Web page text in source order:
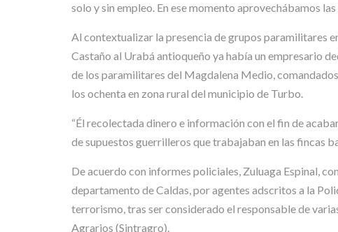
solo y sin empleo. En ese momento aprovechábamos
Al contextualizar la presencia de grupos paramilitares
Castaño al Urabá antioqueño ya había un empresario
de los paramilitares del Magdalena Medio,
los ochenta en zona rural del municipio de Turbo.
“Él recolectada dinero e información con el fin de
de supuestos guerrilleros que trabajaban en las fincas
De acuerdo con informes policiales, Zuluaga Espinal,
departamento de Caldas, por agentes adscritos a la
terrorismo, tras ser considerado el responsable de
Agrarios (Sintragro).